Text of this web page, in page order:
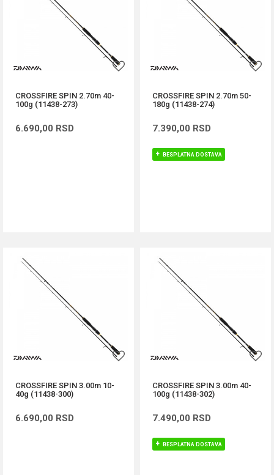
CROSSFIRE SPIN 2.70m 40-
100g (11438-273)
6.690,00 RSD
CROSSFIRE SPIN 2.70m 50-
180g (11438-274)
7.390,00 RSD
BESPLATNA DOSTAVA
CROSSFIRE SPIN 3.00m 10-
40g (11438-300)
6.690,00 RSD
CROSSFIRE SPIN 3.00m 40-
100g (11438-302)
7.490,00 RSD
BESPLATNA DOSTAVA